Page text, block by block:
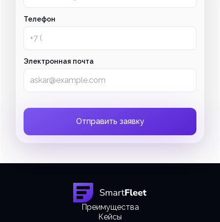
Телефон
Электронная почта
Преимущества
Кейсы